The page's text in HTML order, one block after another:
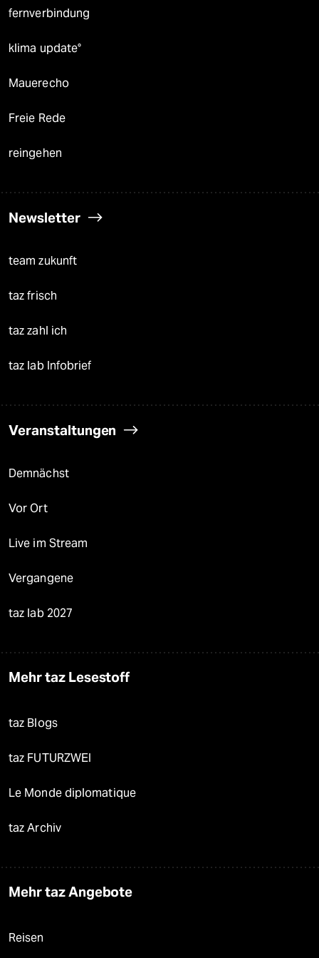
fernverbindung
klima update°
Mauerecho
Freie Rede
reingehen
Newsletter
team zukunft
taz frisch
taz zahl ich
taz lab Infobrief
Veranstaltungen
Demnächst
Vor Ort
Live im Stream
Vergangene
taz lab 2027
Mehr taz Lesestoff
taz Blogs
taz FUTURZWEI
Le Monde diplomatique
taz Archiv
Mehr taz Angebote
Reisen